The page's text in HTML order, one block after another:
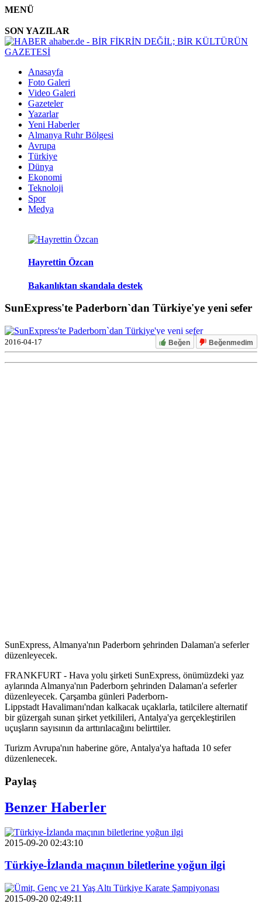
MENÜ
SON YAZILAR
Anasayfa
Foto Galeri
Video Galeri
Gazeteler
Yazarlar
Yeni Haberler
Almanya Ruhr Bölgesi
Avrupa
Türkiye
Dünya
Ekonomi
Teknoloji
Spor
Medya
Hayrettin Özcan
Bakanlıktan skandala destek
SunExpress'te Paderborn`dan Türkiye'ye yeni sefer
2016-04-17 Beğen Beğenmedim
SunExpress, Almanya'nın Paderborn şehrinden Dalaman'a seferler
düzenleyecek.
FRANKFURT - Hava yolu şirketi SunExpress, önümüzdeki yaz
aylarında Almanya'nın Paderborn şehrinden Dalaman'a seferler
düzenleyecek. Çarşamba günleri Paderborn-
Lippstadt Havalimanı'ndan kalkacak uçaklarla, tatilcilere alternatif
bir güzergah sunan şirket yetkilileri, Antalya'ya gerçekleştirilen
uçuşların sayısının da arttırılacağını belirttiler.
Turizm Avrupa'nın haberine göre, Antalya'ya haftada 10 sefer
düzenlenecek.
Paylaş
Benzer Haberler
2015-09-20 02:43:10
Türkiye-İzlanda maçının biletlerine yoğun ilgi
2015-09-20 02:49:11